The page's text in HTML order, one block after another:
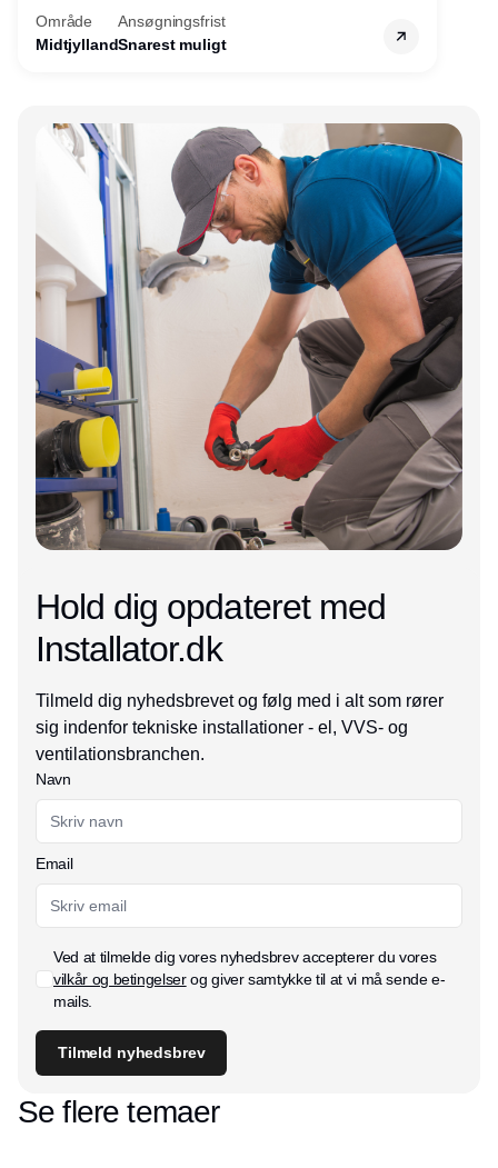
søger nu endnu en teknisk kollega - denne
gang til kundesupport på kontoret i Herning.
Område
Midtjylland
Ansøgningsfrist
Snarest muligt
Annonce
Hold dig opdateret med
Installator.dk
Tilmeld dig nyhedsbrevet og følg med i alt som rører
sig indenfor tekniske installationer - el, VVS- og
ventilationsbranchen.
Navn
Email
Ved at tilmelde dig vores nyhedsbrev accepterer du vores
vilkår og betingelserog giver samtykke til at vi må sende e-
mails.
Tilmeld nyhedsbrev
Se flere temaer